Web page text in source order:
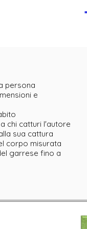
persona
e
chi catturi l'autore
sua cattura
corpo misurata
garrese fino a